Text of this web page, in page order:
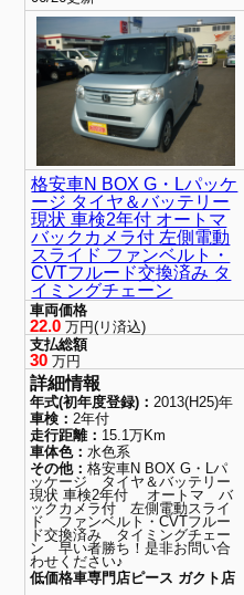
格安車N BOX G・Lパッケ
ージ タイヤ＆バッテリー
現状 車検2年付 オートマ
バックカメラ付 左側電動
スライド ファンベルト・
CVTフルード交換済み タ
イミングチェーン
車両価格
22.0 万円(リ済込)
支払総額
30 万円
詳細情報
年式(初年度登録)： 2013(H25)年
車検： 2年付
走行距離： 15.1万Km
車体色：水色系
その他：格安車N BOX G・Lパ
ッケージ タイヤ＆バッテリー
現状 車検2年付 オートマ バ
ックカメラ付 左側電動スライ
ド ファンベルト・CVTフルー
ド交換済み タイミングチェー
ン 早い者勝ち！是非お問い合
わせください♪
低価格車専門店ピース ガクト店